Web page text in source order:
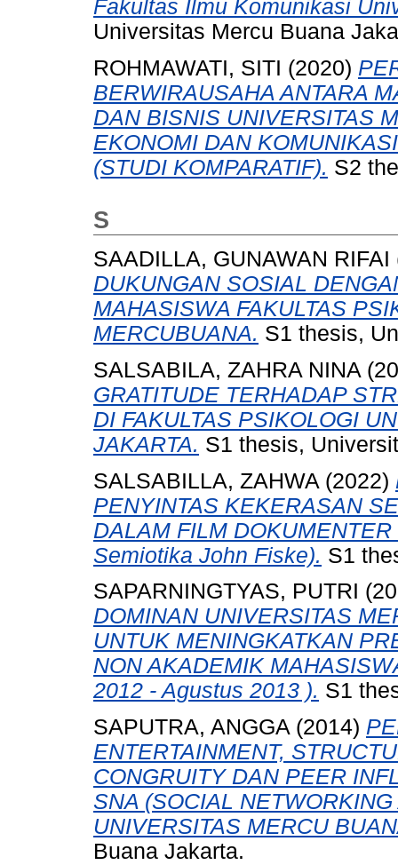
Fakultas Ilmu Komunikasi
Universitas Mercu Buana
ROHMAWATI, SITI (2020)
BERWIRAUSAHA ANTARA
DAN BISNIS UNIVERSITAS
EKONOMI DAN
(STUDI KOMPARATIF). S2
S
SAADILLA, GUNAWAN RIFAI
DUKUNGAN SOSIAL
MAHASISWA FAKULTAS
MERCUBUANA. S1 thesis,
SALSABILA, ZAHRA NINA
GRATITUDE TERHADAP
DI FAKULTAS PSIKOLOGI
JAKARTA. S1 thesis,
SALSABILLA, ZAHWA (2022)
PENYINTAS KEKERASAN
DALAM FILM
Semiotika John Fiske). S1
SAPARNINGTYAS, PUTRI
DOMINAN UNIVERSITAS
UNTUK MENINGKATKAN
NON AKADEMIK
2012 - Agustus 2013 ). S1
SAPUTRA, ANGGA (2014)
ENTERTAINMENT,
CONGRUITY DAN PEER
SNA (SOCIAL
UNIVERSITAS MERCU
Buana Jakarta.